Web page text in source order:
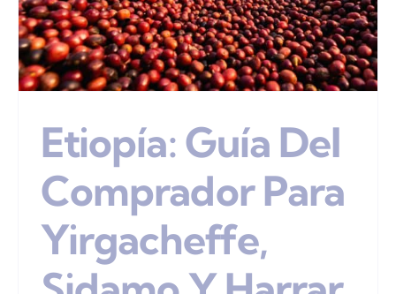
Etiopía: Guía Del
Comprador Para
Yirgacheffe,